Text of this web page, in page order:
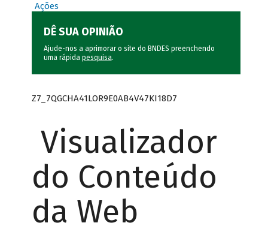
Ações
DÊ SUA OPINIÃO
Ajude-nos a aprimorar o site do BNDES preenchendo
uma rápida pesquisa.
Z7_7QGCHA41LOR9E0AB4V47KI18D7
Visualizador
do Conteúdo
da Web